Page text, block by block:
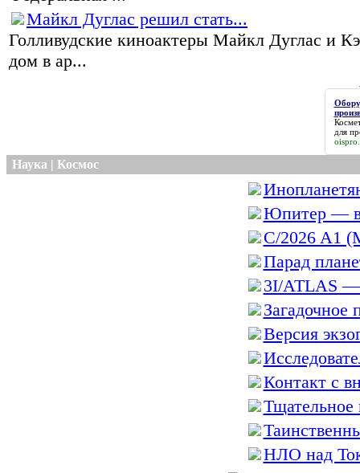
Майкл Дуглас решил стать...
Голливудские киноактеры Майкл Дуглас и
дом в ар...
для
Наука | Космос
Юпитер —
C/2026 A1
Парад
3I/ATLAS —
Загадочное
Версия
Контакт с
Тщательное
НЛО над